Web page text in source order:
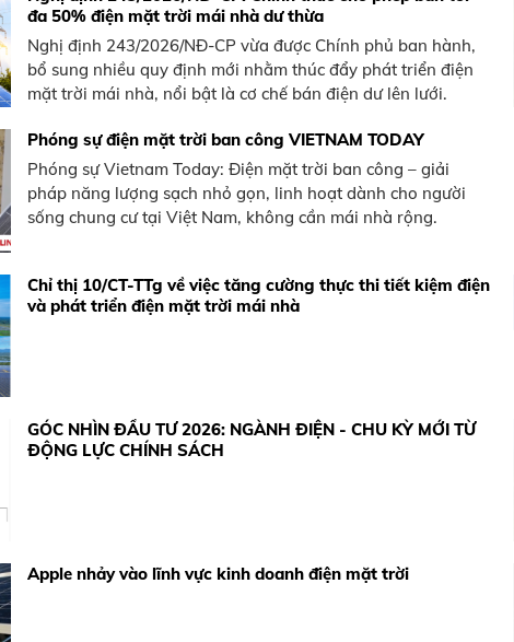
đa 50% điện mặt trời mái nhà dư thừa
Nghị định 243/2026/NĐ-CP vừa được Chính phủ ban hành,
bổ sung nhiều quy định mới nhằm thúc đẩy phát triển điện
mặt trời mái nhà, nổi bật là cơ chế bán điện dư lên lưới.
Phóng sự điện mặt trời ban công VIETNAM TODAY
Phóng sự Vietnam Today: Điện mặt trời ban công – giải
pháp năng lượng sạch nhỏ gọn, linh hoạt dành cho người
sống chung cư tại Việt Nam, không cần mái nhà rộng.
Chỉ thị 10/CT-TTg về việc tăng cường thực thi tiết kiệm điện
và phát triển điện mặt trời mái nhà
GÓC NHÌN ĐẦU TƯ 2026: NGÀNH ĐIỆN - CHU KỲ MỚI TỪ
ĐỘNG LỰC CHÍNH SÁCH
Apple nhảy vào lĩnh vực kinh doanh điện mặt trời